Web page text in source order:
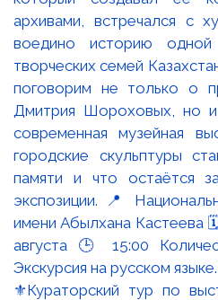
⚜️Кураторский тур по